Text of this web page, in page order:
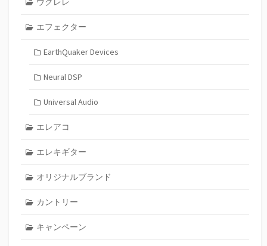
エフェクター
EarthQuaker Devices
Neural DSP
Universal Audio
エレアコ
エレキギター
オリジナルブランド
カントリー
キャンペーン